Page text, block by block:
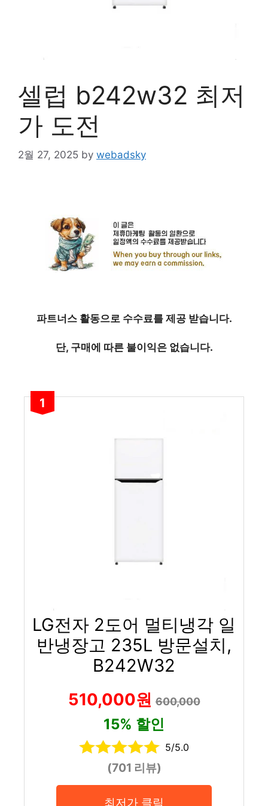
셀럽 b242w32 최저
가 도전
2월 27, 2025 by webadsky
파트너스 활동으로 수수료를 제공 받습니다.
단, 구매에 따른 불이익은 없습니다.
1
LG전자 2도어 멀티냉각 일
반냉장고 235L 방문설치,
B242W32
510,000원600,000
15% 할인
5/5.0
(701 리뷰)
최저가 클릭